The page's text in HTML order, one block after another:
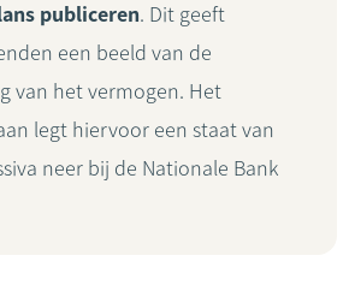
publiceren. Dit geeft
een beeld van de
van het vermogen. Het
legt hiervoor een staat van
neer bij de Nationale Bank